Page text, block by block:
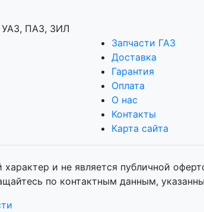
Запчасти ГАЗ
Доставка
Гарантия
Оплата
О нас
Контакты
Карта сайта
и не является публичной
по контактным данным,